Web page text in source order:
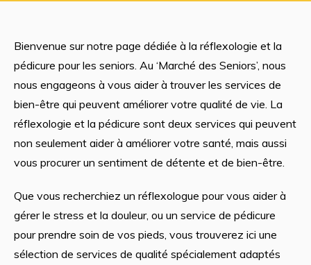
Bienvenue sur notre page dédiée à la réflexologie et la
pédicure pour les seniors. Au ‘Marché des Seniors’, nous
nous engageons à vous aider à trouver les services de
bien-être qui peuvent améliorer votre qualité de vie. La
réflexologie et la pédicure sont deux services qui peuvent
non seulement aider à améliorer votre santé, mais aussi
vous procurer un sentiment de détente et de bien-être.
Que vous recherchiez un réflexologue pour vous aider à
gérer le stress et la douleur, ou un service de pédicure
pour prendre soin de vos pieds, vous trouverez ici une
sélection de services de qualité spécialement adaptés